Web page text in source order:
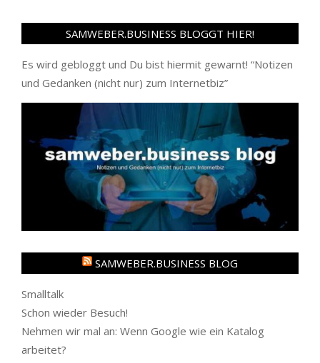
SAMWEBER.BUSINESS BLOGGT HIER!
Es wird gebloggt und Du bist hiermit gewarnt! “Notizen
und Gedanken (nicht nur) zum Internetbiz”
SAMWEBER.BUSINESS BLOG
Smalltalk
Schon wieder Besuch!
Nehmen wir mal an: Wenn Google wie ein Katalog
arbeitet?